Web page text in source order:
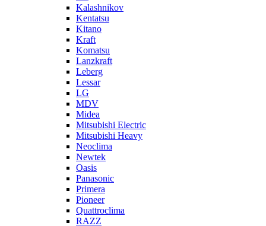
Kalashnikov
Kentatsu
Kitano
Kraft
Komatsu
Lanzkraft
Leberg
Lessar
LG
MDV
Midea
Mitsubishi Electric
Mitsubishi Heavy
Neoclima
Newtek
Oasis
Panasonic
Primera
Pioneer
Quattroclima
RAZZ